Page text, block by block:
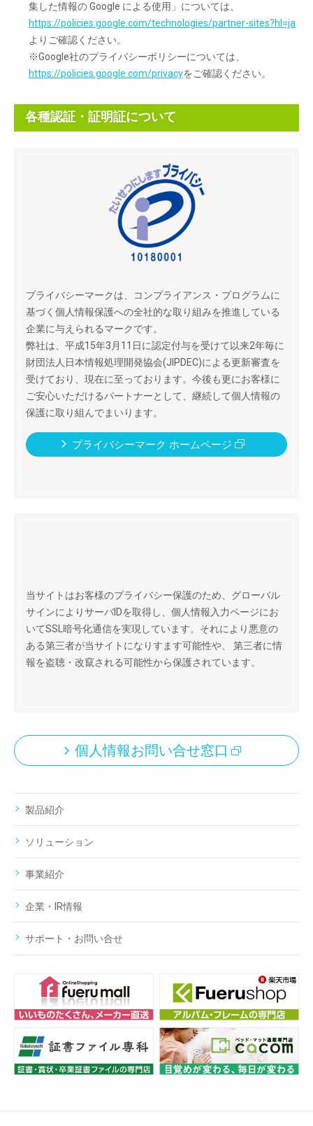
集した情報の Google による使用」については、
https://policies.google.com/technologies/partner-sites?hl=ja
よりご確認ください。
※Google社のプライバシーポリシーについては、
https://policies.google.com/privacyをご確認ください。
各種認証・証明証について
プライバシーマークは、コンプライアンス・プログラムに
基づく個人情報保護への全社的な取り組みを推進している
企業に与えられるマークです。
弊社は、平成15年3月11日に認定付与を受けて以来2年毎に
財団法人日本情報処理開発協会(JIPDEC)による更新審査を
受けており、現在に至っております。今後も更にお客様に
ご安心いただけるパートナーとして、継続して個人情報の
保護に取り組んでまいります。
プライバシーマーク ホームページ
当サイトはお客様のプライバシー保護のため、グローバル
サインによりサーバIDを取得し、個人情報入力ページにお
いてSSL暗号化通信を実現しています。それにより悪意の
ある第三者が当サイトになりすます可能性や、 第三者に情
報を盗聴・改竄される可能性から保護されています。
個人情報お問い合せ窓口
製品紹介
ソリューション
事業紹介
企業・IR情報
サポート・お問い合せ